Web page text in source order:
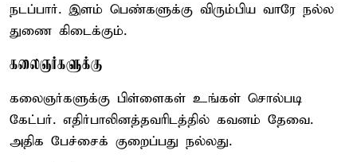
நடப்பார். இளம் பெண்களுக்கு விரும்பிய வாரே நல்ல
துணை கிடைக்கும்.
கலைஞர்களுக்கு
கலைஞர்களுக்கு பிள்ளைகள் உங்கள் சொல்படி
கேட்பர். எதிர்பாலினத்தவரிடத்தில் கவனம் தேவை.
அதிக பேச்சைக் குறைப்பது நல்லது.